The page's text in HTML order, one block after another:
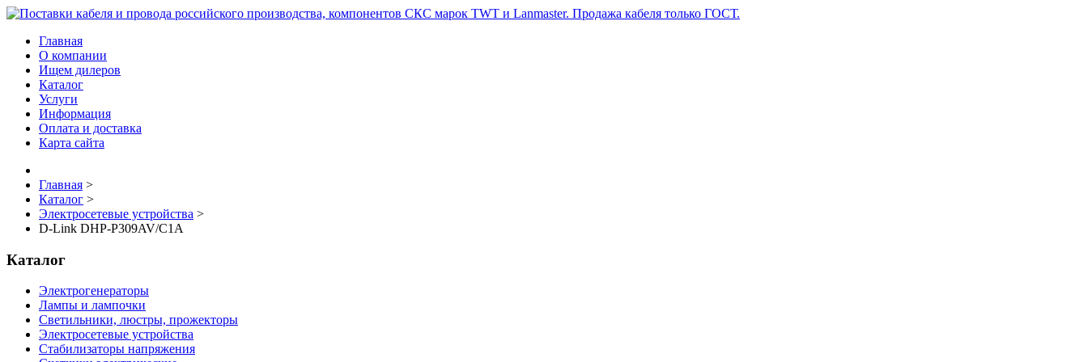
Главная
О компании
Ищем дилеров
Каталог
Услуги
Информация
Оплата и доставка
Карта сайта
Главная >
Каталог >
Электросетевые устройства >
D-Link DHP-P309AV/C1A
Каталог
Электрогенераторы
Лампы и лампочки
Светильники, люстры, прожекторы
Электросетевые устройства
Стабилизаторы напряжения